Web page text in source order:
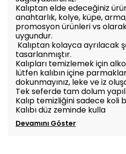
Kalıptan elde edeceğiniz
anahtarlık, kolye, küpe,
promosyon ürünleri vs
uygundur.
Kalıptan kolayca ayrılacak
tasarlanmıştır.
Kalıpları temizlemek için
lütfen kalıbın içine
dokunmayınız, leke ve iz
Tek seferde tam dolum
Kalıp temizliğini sadece koli
Kalıbı düz zeminde kulla
Devamını Göster